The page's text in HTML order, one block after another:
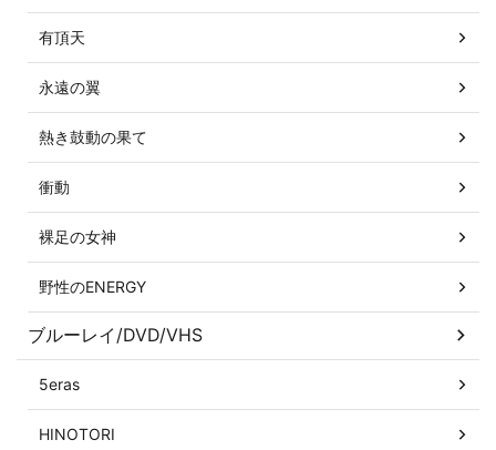
有頂天
永遠の翼
熱き鼓動の果て
衝動
裸足の女神
野性のENERGY
ブルーレイ/DVD/VHS
5eras
HINOTORI